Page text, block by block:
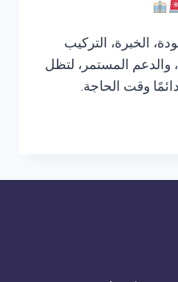
الخبرة، التركيب
والدعم المستمر، لتظل
وقت الحاجة.